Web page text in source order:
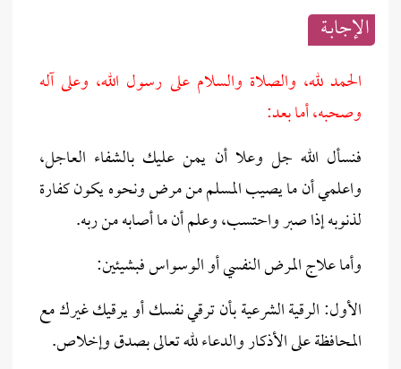
الإجابــة
الحمد لله، والصلاة والسلام على رسول الله، وعلى آله
وصحبه، أما بعد:
فنسأل الله جل وعلا أن يمن عليك بالشفاء العاجل،
واعلمي أن ما يصيب المسلم من مرض ونحوه يكون كفارة
لذنوبه إذا صبر واحتسب، وعلم أن ما أصابه من ربه.
وأما علاج المرض النفسي أو الوسواس فبشيئين:
الأول: الرقية الشرعية بأن ترقي نفسك أو يرقيك غيرك مع
المحافظة على الأذكار والدعاء لله تعالى بصدق وإخلاص.